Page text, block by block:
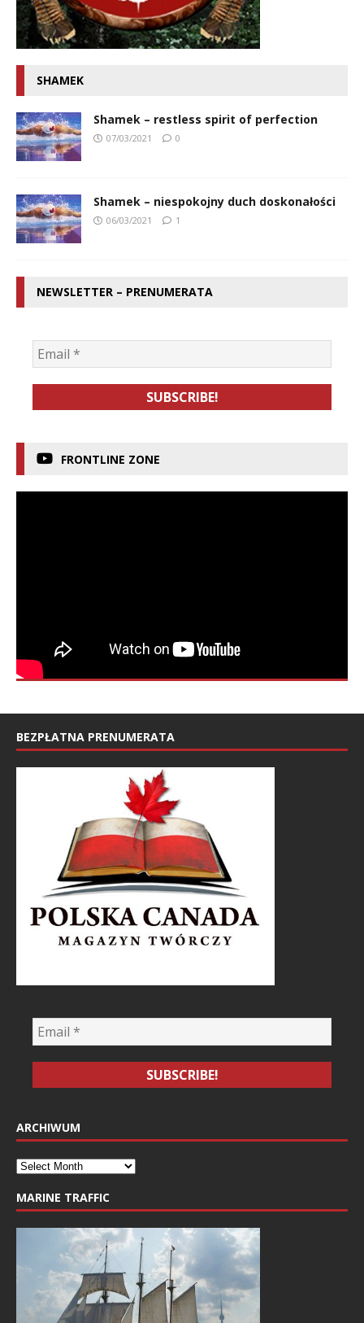
SHAMEK
Shamek – restless spirit of perfection
07/03/2021 0
Shamek – niespokojny duch doskonałości
06/03/2021 1
NEWSLETTER – PRENUMERATA
FRONTLINE ZONE
BEZPŁATNA PRENUMERATA
ARCHIWUM
MARINE TRAFFIC